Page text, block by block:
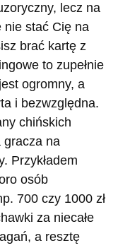
lecz na
nie stać Cię na
brać kartę z
to zupełnie
ogromny, a
i bezwzględna.
chińskich
gracza na
Przykładem
osób
700 czy 1000 zł
za niecałe
a resztę